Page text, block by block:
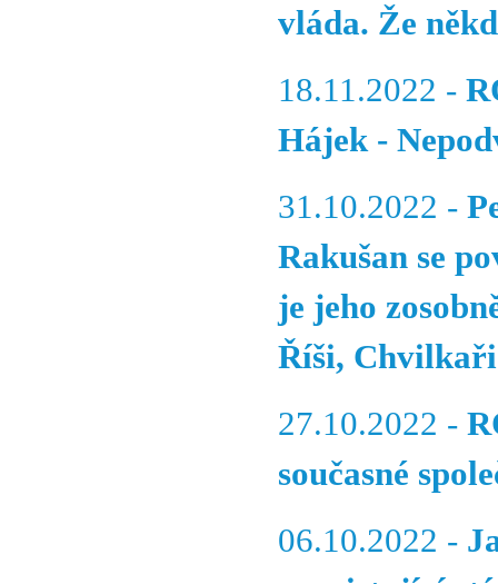
vláda. Že
18.11.2022 -
Hájek -
31.10.2022 -
Rakušan se
je jeho
Říši,
27.10.2022 -
současné
06.10.2022 -